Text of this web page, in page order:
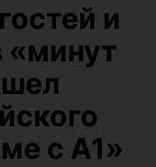
и
«минут
с А1»